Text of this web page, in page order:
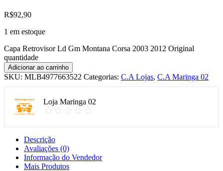
R$92,90
1 em estoque
Capa Retrovisor Ld Gm Montana Corsa 2003 2012 Original
quantidade
Adicionar ao carrinho
SKU: MLB4977663522 Categorias: C.A Lojas, C.A Maringa 02
Loja Maringa 02
Descrição
Avaliações (0)
Informação do Vendedor
Mais Produtos